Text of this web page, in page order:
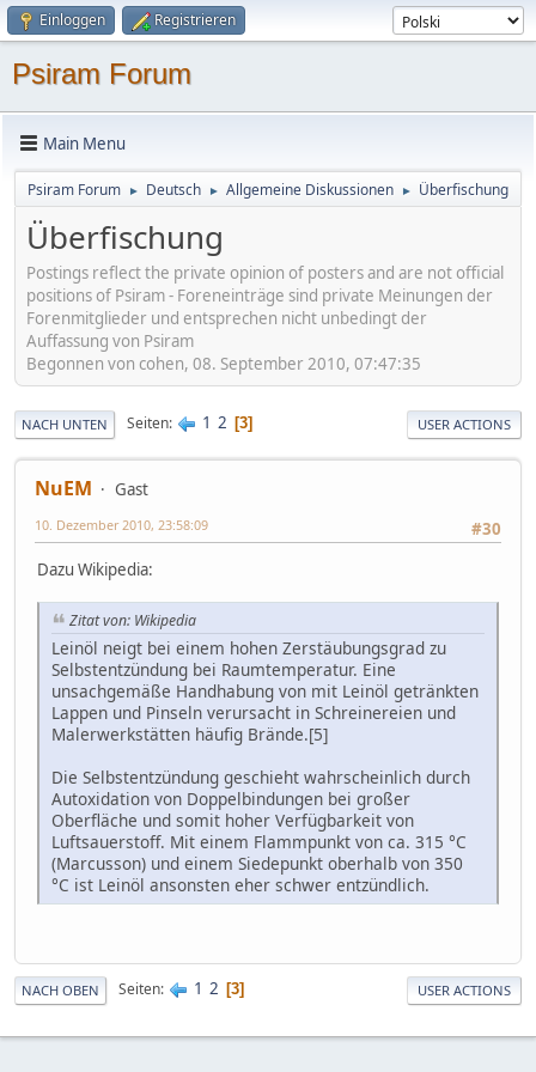
Einloggen Registrieren
Psiram Forum
Main Menu
Psiram Forum ► Deutsch ► Allgemeine Diskussionen ► Überfischung
Überfischung
Postings reflect the private opinion of posters and are not official
positions of Psiram - Foreneinträge sind private Meinungen der
Forenmitglieder und entsprechen nicht unbedingt der
Auffassung von Psiram
Begonnen von cohen, 08. September 2010, 07:47:35
NACH UNTEN Seiten 1 2 3 USER ACTIONS
NuEM
Gast
#30
10. Dezember 2010, 23:58:09
Dazu Wikipedia:
Zitat von: Wikipedia
Leinöl neigt bei einem hohen Zerstäubungsgrad zu
Selbstentzündung bei Raumtemperatur. Eine
unsachgemäße Handhabung von mit Leinöl getränkten
Lappen und Pinseln verursacht in Schreinereien und
Malerwerkstätten häufig Brände.[5]
Die Selbstentzündung geschieht wahrscheinlich durch
Autoxidation von Doppelbindungen bei großer
Oberfläche und somit hoher Verfügbarkeit von
Luftsauerstoff. Mit einem Flammpunkt von ca. 315 °C
(Marcusson) und einem Siedepunkt oberhalb von 350
°C ist Leinöl ansonsten eher schwer entzündlich.
NACH OBEN Seiten 1 2 3 USER ACTIONS